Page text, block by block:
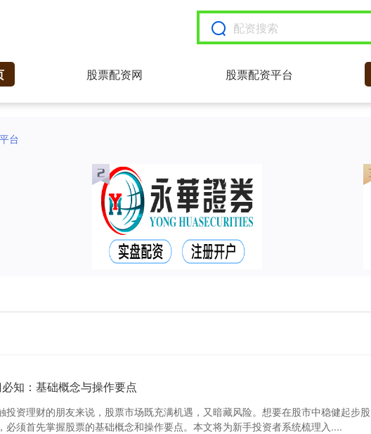
股票配资网 股票配资平台
台
知：基础概念与操作要点
投资理财的朋友来说，股票市场既充满机遇，又暗藏风险。想要在股市中稳健起步股
必须首先掌握股票的基础概念和操作要点。本文将为新手投资者系统梳理入....